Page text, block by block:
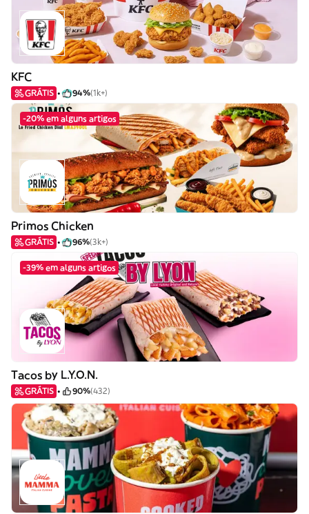
KFC
GRÁTIS 94%(1k+)
-20% em alguns artigos
Primos Chicken
GRÁTIS 96%(3k+)
-39% em alguns artigos
Tacos by L.Y.O.N.
GRÁTIS 90%(432)